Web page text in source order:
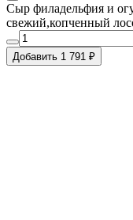
Сыр филадельфия и
свежий,копченный
Добавить 1 791 ₽